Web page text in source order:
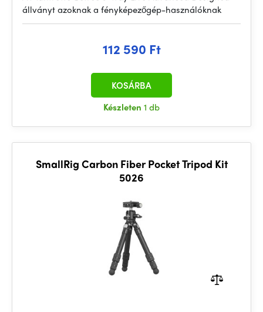
állványt azoknak a fényképezőgép-használóknak
112 590 Ft
Készleten 1 db
KOSÁRBA
SmallRig Carbon Fiber Pocket Tripod Kit
5026